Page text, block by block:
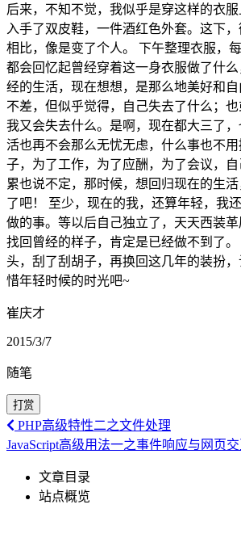
后来，不知不觉，我似乎是穿这样的衣
入手了双皮鞋，一件酒红色外套。这下
相比，像是变了个人。 下午整理衣服，
都会回忆起曾经穿着这一身衣服做了什
经的生活，现在想想，是那么地美好和
不差，但似乎觉得，自己失去了什么；也
我又会失去什么。是啊，现在都大三了
活也再不会那么无忧无虑，什么事也不用
子，为了工作，为了应酬，为了会议，
累也说不定，那时候，想回归现在的生
了吧！ 至少，现在的我，还算年轻，我
做的事。等以后自己独立了，天天西装
找回曾经的样子，肯定是已经做不到了
头，刮了刮胡子，再换回这几年的装扮
惜年轻时候的时光吧~
崔庆才
2015/3/7
随笔
打赏
PHP高级特性二之文件处理
JavaScript高级用法一之事件响应与网页
文章目录
站点概览